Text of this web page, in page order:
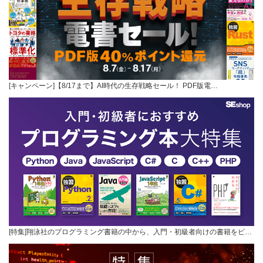
[キャンペーン]【8/17まで】AI時代の生存戦略セール！ PDF版電…
[特集]翔泳社のプログラミング書籍の中から、入門・初級者向けの書籍をピ…